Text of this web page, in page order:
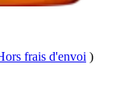
frais d'envoi )